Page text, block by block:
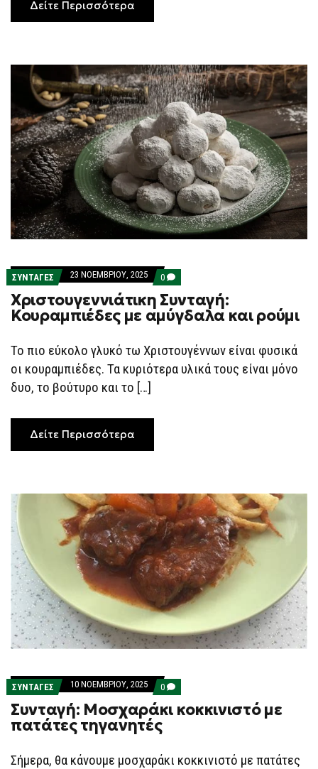
Δείτε Περισσότερα
ΣΥΝΤΑΓΕΣ 23 ΝΟΕΜΒΡΊΟΥ, 2025 0 COMMENTS
ON
ΧΡΙΣΤΟΥΓΕΝΝΙΆΤΙΚΗ
ΣΥΝΤΑΓΉ:
ΚΟΥΡΑΜΠΙΈΔΕΣ
ΚΑΙ
ΡΟΎΜΙ
Χριστουγεννιάτικη Συνταγή:
Κουραμπιέδες με αμύγδαλα και ρούμι
Το πιο εύκολο γλυκό τω Χριστουγέννων είναι φυσικά
οι κουραμπιέδες. Τα κυριότερα υλικά τους είναι μόνο
δυο, το βούτυρο και το […]
Δείτε Περισσότερα
ΣΥΝΤΑΓΕΣ 10 ΝΟΕΜΒΡΊΟΥ, 2025 0 COMMENTS
ON
ΣΥΝΤΑΓΉ:
ΜΟΣΧΑΡΆΚΙ
ΤΗΓΑΝΗΤΈΣ
Συνταγή: Μοσχαράκι κοκκινιστό με
πατάτες τηγανητές
Σήμερα, θα κάνουμε μοσχαράκι κοκκινιστό με πατάτες